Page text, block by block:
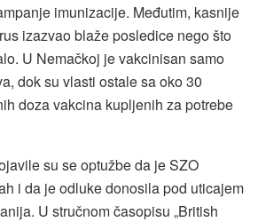
imunizacije. Međutim, kasnije
izazvao blaže posledice nego što
U Nemačkoj je vakcinisan samo
dok su vlasti ostale sa oko 30
doza vakcina kupljenih za potrebe
su se optužbe da je SZO
i da je odluke donosila pod uticajem
U stručnom časopisu „British